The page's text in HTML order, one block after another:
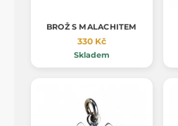
BROŽ S MALACHITEM
330 Kč
Skladem